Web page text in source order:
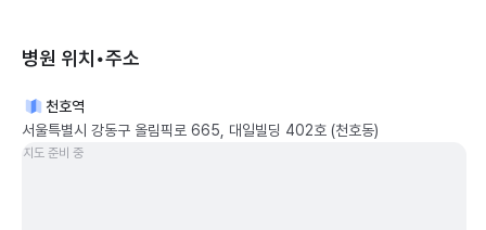
병원 위치•주소
천호역
서울특별시 강동구 올림픽로 665, 대일빌딩 402호 (천호동)
지도 준비 중